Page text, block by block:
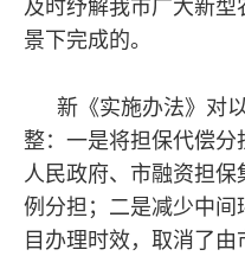
及时纾解我市广大新
景下完成的。
新《实施办法》对
整：一是将担保代偿分
人民政府、市融资担保
例分担；二是减少中间
目办理时效，取消了由